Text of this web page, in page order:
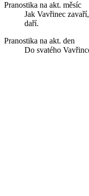
Pranostika na akt. měsíc
Jak Vavřinec
daří.
Pranostika na akt. den
Do svatého